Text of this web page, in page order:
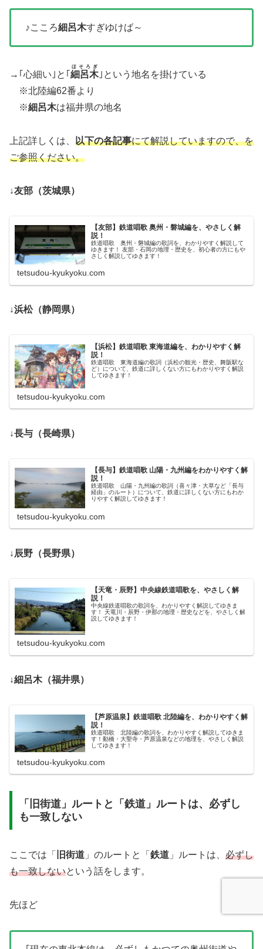
♪こころ細呂木すぎゆけば～
→｢心細い｣と｢ 細呂木
ほそろぎ
｣という地名を掛けている
※北陸編62番より
※細呂木は福井県の地名
上記詳しくは、 以下の各記事にて解説していますので、を
ご参照ください。
↓友部（茨城県）
【友部】鉄道唱歌 奥州・磐城編を、やさしく解
説！
鉄道唱歌 奥州・磐城編の歌詞を、わかりやすく解説して
ゆきます！ 友部・石岡の地理・歴史を、初心者の方にもや
さしく解説してゆきます！
tetsudou-kyukyoku.com
↓浜松（静岡県）
【浜松】鉄道唱歌 東海道編を、わかりやすく解
説！
鉄道唱歌 東海道編の歌詞（浜松の観光・歴史、舞阪駅な
ど）について、鉄道に詳しくない方にもわかりやすく解説
してゆきます！
tetsudou-kyukyoku.com
↓長与（長崎県）
【長与】鉄道唱歌 山陽・九州編をわかりやすく解
説！
鉄道唱歌 山陽・九州編の歌詞（喜々津・大草など「長与
経由」のルート）について、鉄道に詳しくない方にもわか
りやすく解説してゆきます！
tetsudou-kyukyoku.com
↓辰野（長野県）
【天竜・辰野】中央線鉄道唱歌を、やさしく解
説！
中央線鉄道唱歌の歌詞を、わかりやすく解説してゆきま
す！ 天竜川・辰野・伊那の地理・歴史などを、やさしく解
説してゆきます！
tetsudou-kyukyoku.com
↓細呂木（福井県）
【芦原温泉】鉄道唱歌 北陸編を、わかりやすく解
説！
鉄道唱歌 北陸編の歌詞を、わかりやすく解説してゆきま
す！動橋・大聖寺・芦原温泉などの地理を、やさしく解説
してゆきます！
tetsudou-kyukyoku.com
「旧街道」ルートと「鉄道」ルートは、必ずし
も一致しない
ここでは「 旧街道 」のルートと「 鉄道 」ルートは、 必ずし
も一致しないという話をします。
先ほど